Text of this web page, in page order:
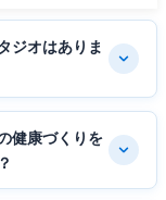
ジオはありま
健康づくりを